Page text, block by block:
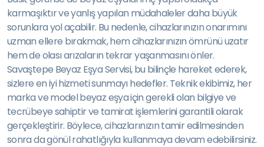
karmaşıktır ve yanlış yapılan müdahaleler daha büyük
sorunlara yol açabilir. Bu nedenle, cihazlarınızın onarımını
uzman ellere bırakmak, hem cihazlarınızın ömrünü uzatır
hem de olası arızaların tekrar yaşanmasını önler.
Savaştepe Beyaz Eşya Servisi, bu bilinçle hareket ederek,
sizlere en iyi hizmeti sunmayı hedefler. Teknik ekibimiz, her
marka ve model beyaz eşya için gerekli olan bilgiye ve
tecrübeye sahiptir ve tamirat işlemlerini garantili olarak
gerçekleştirir. Böylece, cihazlarınızın tamir edilmesinden
sonra da gönül rahatlığıyla kullanmaya devam edebilirsiniz.